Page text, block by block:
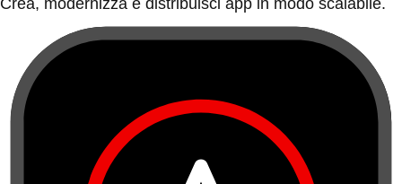
Crea, modernizza e distribuisci app in modo scalabile.